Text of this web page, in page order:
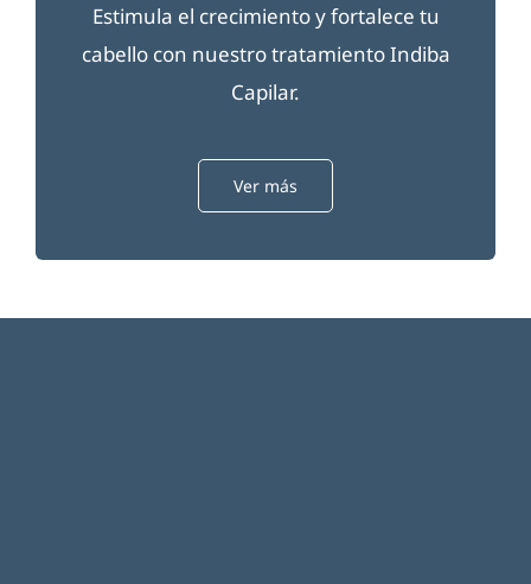
Estimula el crecimiento y fortalece tu
cabello con nuestro tratamiento Indiba
Capilar.
Ver más